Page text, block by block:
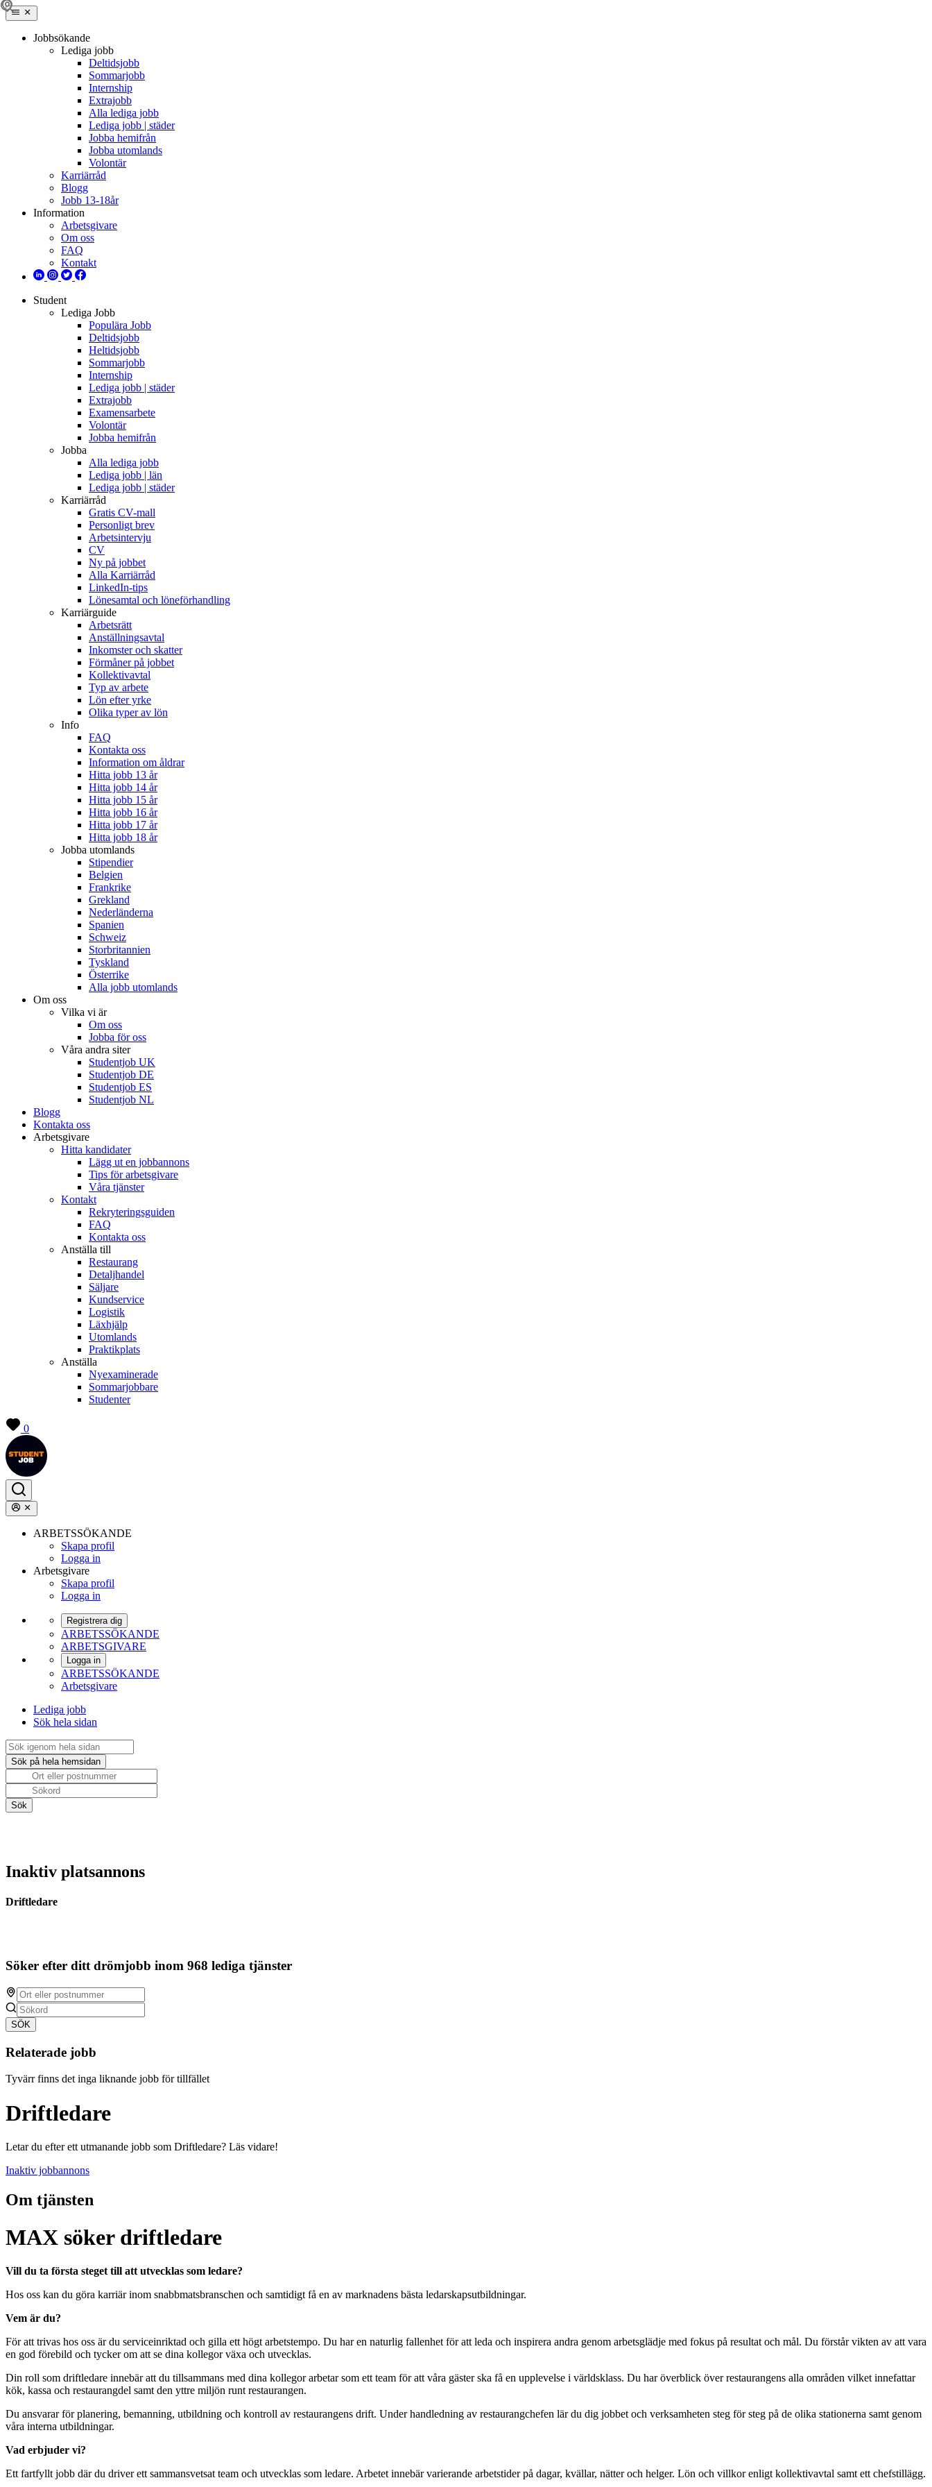
Jobbsökande
Lediga jobb
Deltidsjobb
Sommarjobb
Internship
Extrajobb
Alla lediga jobb
Lediga jobb | städer
Jobba hemifrån
Jobba utomlands
Volontär
Karriärråd
Blogg
Jobb 13-18år
Information
Arbetsgivare
Om oss
FAQ
Kontakt
Student
Lediga Jobb
Populära Jobb
Deltidsjobb
Heltidsjobb
Sommarjobb
Internship
Lediga jobb | städer
Extrajobb
Examensarbete
Volontär
Jobba hemifrån
Jobba
Alla lediga jobb
Lediga jobb | län
Lediga jobb | städer
Karriärråd
Gratis CV-mall
Personligt brev
Arbetsintervju
CV
Ny på jobbet
Alla Karriärråd
LinkedIn-tips
Lönesamtal och löneförhandling
Karriärguide
Arbetsrätt
Anställningsavtal
Inkomster och skatter
Förmåner på jobbet
Kollektivavtal
Typ av arbete
Lön efter yrke
Olika typer av lön
Info
FAQ
Kontakta oss
Information om åldrar
Hitta jobb 13 år
Hitta jobb 14 år
Hitta jobb 15 år
Hitta jobb 16 år
Hitta jobb 17 år
Hitta jobb 18 år
Jobba utomlands
Stipendier
Belgien
Frankrike
Grekland
Nederländerna
Spanien
Schweiz
Storbritannien
Tyskland
Österrike
Alla jobb utomlands
Om oss
Vilka vi är
Om oss
Jobba för oss
Våra andra siter
Studentjob UK
Studentjob DE
Studentjob ES
Studentjob NL
Blogg
Kontakta oss
Arbetsgivare
Hitta kandidater
Lägg ut en jobbannons
Tips för arbetsgivare
Våra tjänster
Kontakt
Rekryteringsguiden
FAQ
Kontakta oss
Anställa till
Restaurang
Detaljhandel
Säljare
Kundservice
Logistik
Läxhjälp
Utomlands
Praktikplats
Anställa
Nyexaminerade
Sommarjobbare
Studenter
0
ARBETSSÖKANDE
Skapa profil
Logga in
Arbetsgivare
Skapa profil
Logga in
Registrera dig
ARBETSSÖKANDE
ARBETSGIVARE
Logga in
ARBETSSÖKANDE
Arbetsgivare
Lediga jobb
Sök hela sidan
Inaktiv platsannons
Driftledare
Söker efter ditt drömjobb inom 968 lediga tjänster
SÖK
Relaterade jobb
Tyvärr finns det inga liknande jobb för tillfället
Driftledare
Letar du efter ett utmanande jobb som Driftledare? Läs vidare!
Inaktiv jobbannons
Om tjänsten
MAX söker driftledare
Vill du ta första steget till att utvecklas som ledare?
Hos oss kan du göra karriär inom snabbmatsbranschen och samtidigt få en av marknadens bästa ledarskapsutbildningar.
Vem är du?
För att trivas hos oss är du serviceinriktad och gilla ett högt arbetstempo. Du har en naturlig fallenhet för att leda och inspirera andra genom arbetsglädje med fokus på resultat och mål. Du förstår vikten av att vara
en god förebild och tycker om att se dina kollegor växa och utvecklas.
Din roll som driftledare innebär att du tillsammans med dina kollegor arbetar som ett team för att våra gäster ska få en upplevelse i världsklass. Du har överblick över restaurangens alla områden vilket innefattar
kök, kassa och restaurangdel samt den yttre miljön runt restaurangen.
Du ansvarar för planering, bemanning, utbildning och kontroll av restaurangens drift. Under handledning av restaurangchefen lär du dig jobbet och verksamheten steg för steg på de olika stationerna samt genom
våra interna utbildningar.
Vad erbjuder vi?
Ett fartfyllt jobb där du driver ett sammansvetsat team och utvecklas som ledare. Arbetet innebär varierande arbetstider på dagar, kvällar, nätter och helger. Lön och villkor enligt kollektivavtal samt ett chefstillägg.